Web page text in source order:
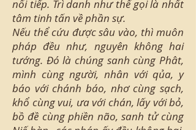
nối tiếp. Trì danh như thế gọi là nhất
tâm tinh tấn về phần sự.
Nếu thể cứu được sâu vào, thì muôn
pháp đều như, nguyên không hai
tướng. Đó là chúng sanh cùng Phât,
mình cùng người, nhân với qủa, y
báo với chánh báo, nhơ cùng sạch,
khổ cùng vui, ưa với chán, lấy với bỏ,
bồ đề cùng phiền não, sanh tử cùng